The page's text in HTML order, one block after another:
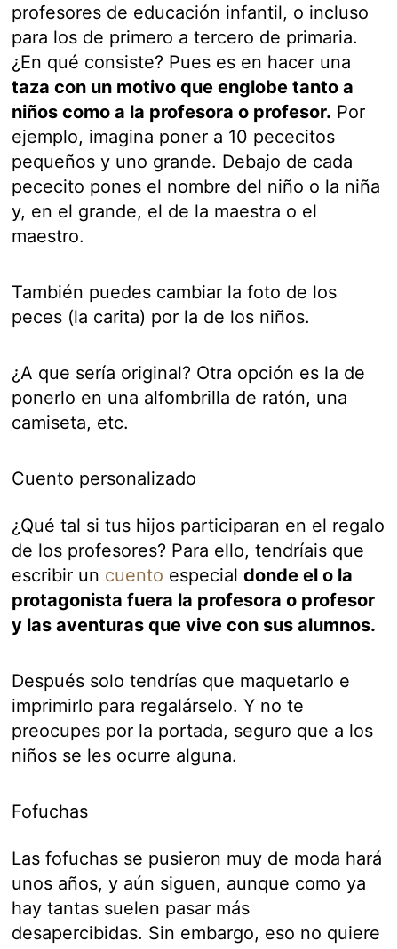
profesores de educación infantil, o incluso
para los de primero a tercero de primaria.
¿En qué consiste? Pues es en hacer una
taza con un motivo que englobe tanto a
niños como a la profesorao profesor. Por
ejemplo, imagina poner a 10 pececitos
pequeños y uno grande. Debajo de cada
pececito pones el nombre del niño o la niña
y, en el grande, el de la maestra o el
maestro.
También puedes cambiar la foto de los
peces (la carita) por la de los niños.
¿A que sería original? Otra opción es la de
ponerlo en una alfombrilla de ratón, una
camiseta, etc.
Cuento personalizado
¿Qué tal si tus hijos participaran en el regalo
de los profesores? Para ello, tendríais que
escribir un cuento especialdonde el o la
protagonista fuera la profesora o profesor
y las aventuras que vive con sus alumnos.
Después solo tendrías que maquetarlo e
imprimirlo para regalárselo. Y no te
preocupes por la portada, seguro que a los
niños se les ocurre alguna.
Fofuchas
Las fofuchas se pusieron muy de moda hará
unos años, y aún siguen, aunque como ya
hay tantas suelen pasar más
desapercibidas. Sin embargo, eso no quiere